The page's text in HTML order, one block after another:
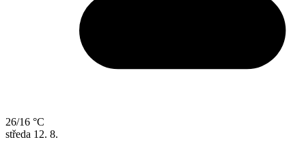
26/16 °C
středa 12. 8.